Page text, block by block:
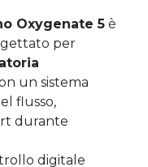
Oxygenate 5 è
per
un sistema
flusso,
durante
digitale